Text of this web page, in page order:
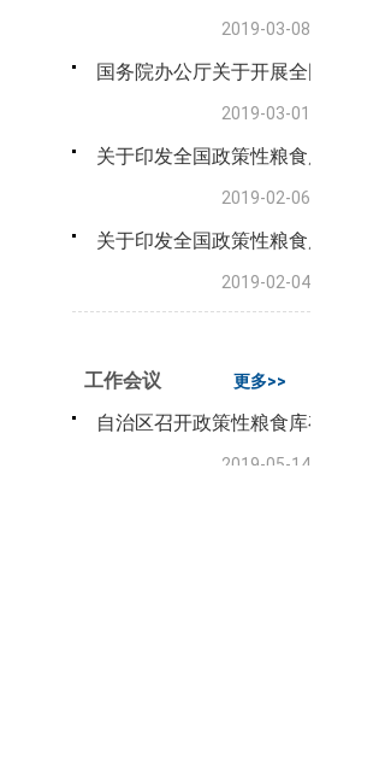
2019-03-08
国务院办公厅关于开展全国政策
2019-03-01
关于印发全国政策性粮食库存数
2019-02-06
关于印发全国政策性粮食库存数
2019-02-04
工作会议 更多>>
自治区召开政策性粮食库存大清
2019-05-14